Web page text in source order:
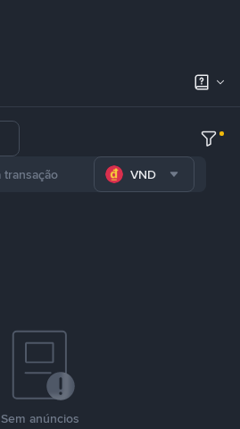
VND
Sem anúncios